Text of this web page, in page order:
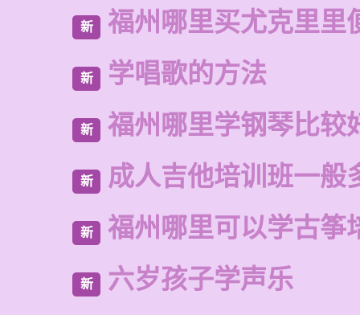
新 福州哪里买尤克里里
新 学唱歌的方法
新 福州哪里学钢琴比较
新 成人吉他培训班一般
新 福州哪里可以学古筝
新 六岁孩子学声乐